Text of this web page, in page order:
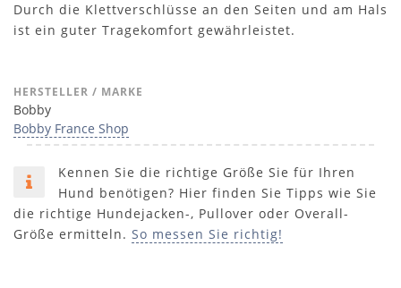
Durch die Klettverschlüsse an den Seiten und am Hals
ist ein guter Tragekomfort gewährleistet.
HERSTELLER / MARKE
Bobby
Bobby France Shop
Kennen Sie die richtige Größe Sie für Ihren
Hund benötigen? Hier finden Sie Tipps wie Sie
die richtige Hundejacken-, Pullover oder Overall-
Größe ermitteln. So messen Sie richtig!